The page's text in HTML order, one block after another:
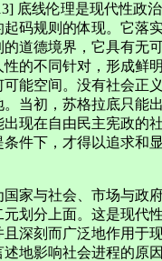
底线伦理是现代性政
起码规则的体现。它落
的道德境界，它具有无
的不同针对，形成鲜
可能空间。没有社会正
。当初，苏格拉底只能
出现在自由民主宪政的
条件下，才得以追求和
与社会、市场与政府
划分上面。这是现代
深刻而广泛地作用于
地影响社会进程的原